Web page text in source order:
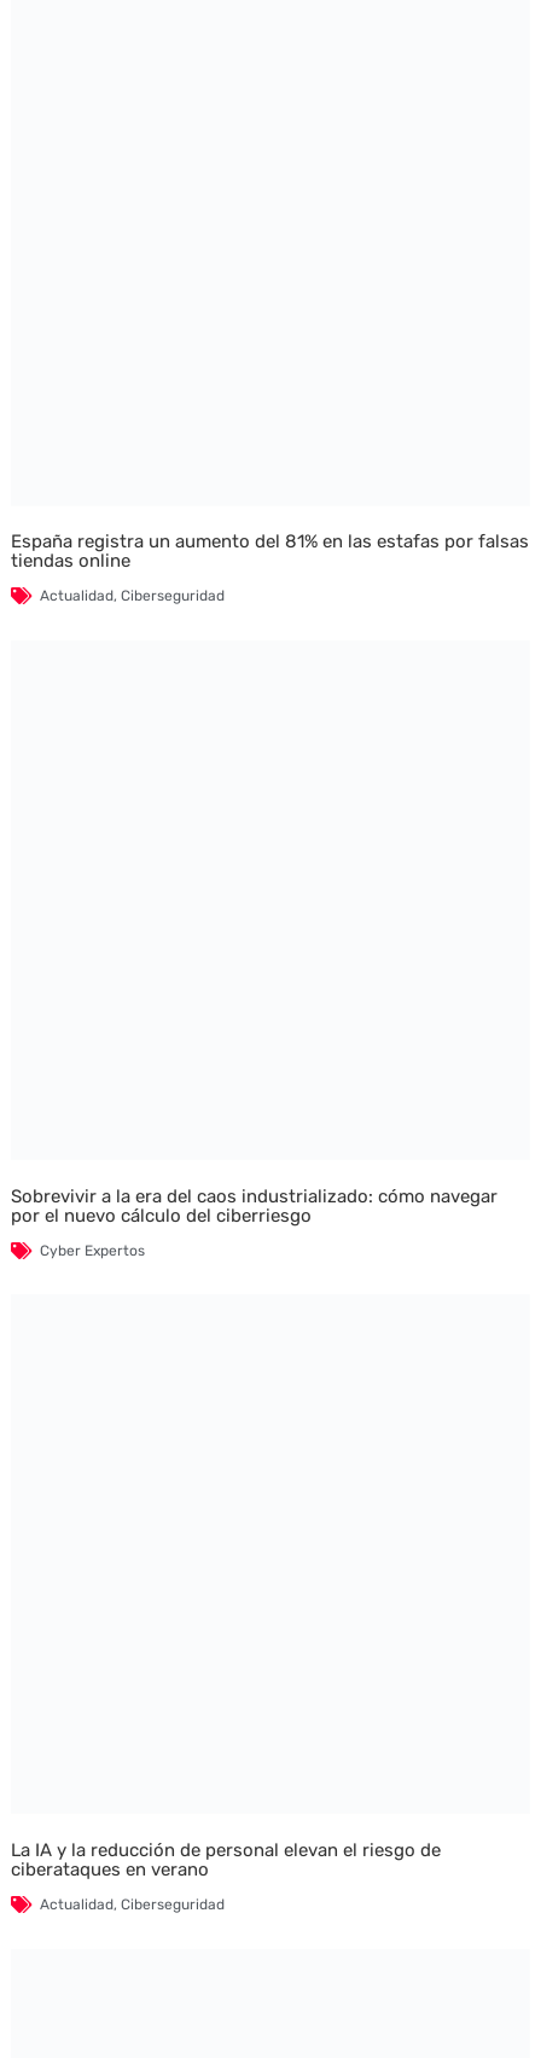
España registra un aumento del 81% en las estafas por falsas
tiendas online
Actualidad, Ciberseguridad
Sobrevivir a la era del caos industrializado: cómo navegar
por el nuevo cálculo del ciberriesgo
Cyber Expertos
La IA y la reducción de personal elevan el riesgo de
ciberataques en verano
Actualidad, Ciberseguridad